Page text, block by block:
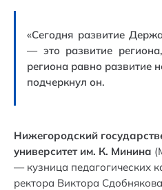
«Сегодня развитие
— это развитие
региона равно развитие
подчеркнул он.
Нижегородский
университет им. К. Минина
— кузница педагогических
ректора Виктора